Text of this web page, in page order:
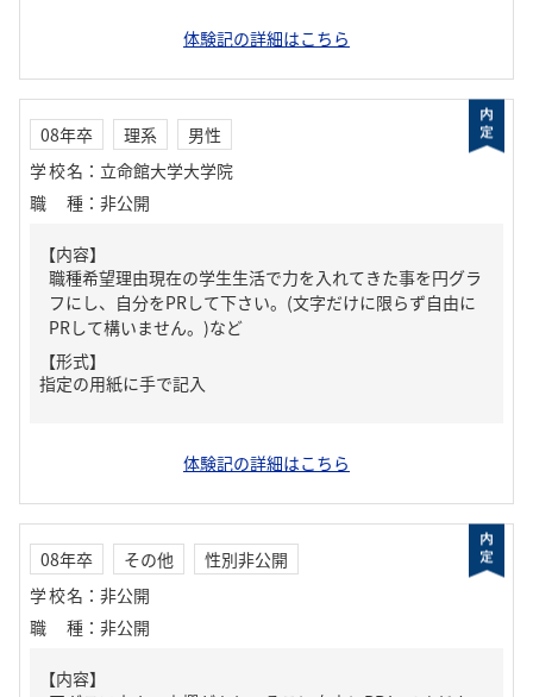
体験記の詳細はこちら
08年卒 理系
男性
学校名 ： 立命館大学大学院
職種 ： 非公開
【内容】
職種希望理由現在の学生生活で力を入れてきた事を円グラ
フにし、自分をPRして下さい。(文字だけに限らず自由に
PRして構いません。)など
【形式】
指定の用紙に手で記入
体験記の詳細はこちら
08年卒 その他
性別非公開
学校名 ： 非公開
職種 ： 非公開
【内容】